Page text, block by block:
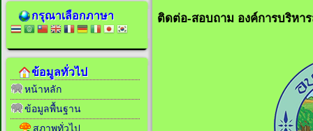
ติดต่อ-สอบถาม องค์การบริหา
กรุณาเลือกภาษา
ข้อมูลทั่วไป
หน้าหลัก
ข้อมูลพื้นฐาน
สภาพทั่วไป